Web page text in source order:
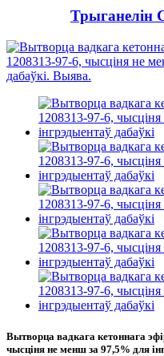
Трыганелін
Вытворца вадкага кетоннага
чысціня не менш за 97,5% для